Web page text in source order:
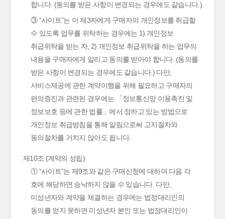
합니다. (동의를 받은 사항이 변경되는 경우에도 같습니다.)
③ “사이트”는 이 제3자에게 구매자의 개인정보를 취급할
수 있도록 업무를 위탁하는 경우에는 1) 개인정보
취급위탁을 받는 자, 2) 개인정보 취급위탁을 하는 업무의
내용을 구매자에게 알리고 동의를 받아야 합니다. (동의를
받은 사항이 변경되는 경우에도 같습니다.) 다만,
서비스제공에 관한 계약이행을 위해 필요하고 구매자의
편의증진과 관련된 경우에는 「정보통신망 이용촉진 및
정보보호 등에 관한 법률」에서 정하고 있는 방법으로
개인정보 취급방침을 통해 알림으로써 고지절차와
동의절차를 거치지 않아도 됩니다.
제10조 (계약의 성립)
① “사이트”는 제9조와 같은 구매신청에 대하여 다음 각
호에 해당하면 승낙하지 않을 수 있습니다. 다만,
미성년자와 계약을 체결하는 경우에는 법정대리인의
동의를 얻지 못하면 미성년자 본인 또는 법정대리인이